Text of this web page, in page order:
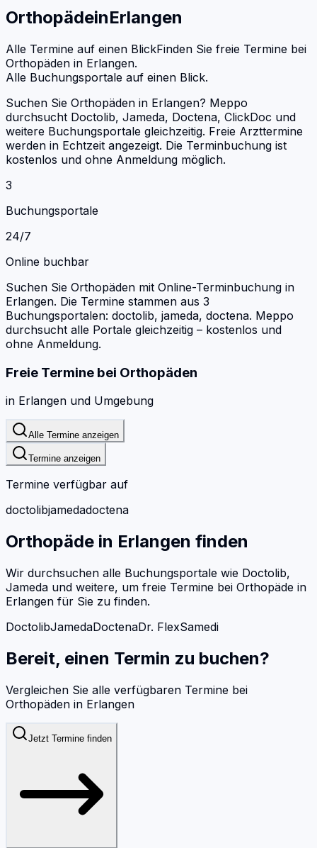
OrthopädeinErlangen
Alle Termine auf einen BlickFinden Sie freie Termine bei
Orthopäden in Erlangen.
Alle Buchungsportale auf einen Blick.
Suchen Sie Orthopäden in Erlangen? Meppo
durchsucht Doctolib, Jameda, Doctena, ClickDoc und
weitere Buchungsportale gleichzeitig. Freie Arzttermine
werden in Echtzeit angezeigt. Die Terminbuchung ist
kostenlos und ohne Anmeldung möglich.
3
Buchungsportale
24/7
Online buchbar
Suchen Sie Orthopäden mit Online-Terminbuchung in
Erlangen. Die Termine stammen aus 3
Buchungsportalen: doctolib, jameda, doctena. Meppo
durchsucht alle Portale gleichzeitig – kostenlos und
ohne Anmeldung.
Freie Termine bei Orthopäden
in Erlangen und Umgebung
Alle Termine anzeigen
Termine anzeigen
Termine verfügbar auf
doctolibjamedadoctena
Orthopäde in Erlangen finden
Wir durchsuchen alle Buchungsportale wie Doctolib,
Jameda und weitere, um freie Termine bei Orthopäde in
Erlangen für Sie zu finden.
DoctolibJamedaDoctenaDr. FlexSamedi
Bereit, einen Termin zu buchen?
Vergleichen Sie alle verfügbaren Termine bei
Orthopäden in Erlangen
Jetzt Termine finden